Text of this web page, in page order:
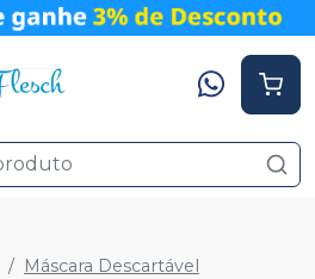
Máscara Descartável